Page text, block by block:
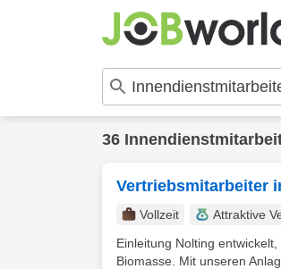
36
Vertriebsmitarbeiter
Vollzeit Attraktive
Einleitung Nolting
Biomasse. Mit unseren